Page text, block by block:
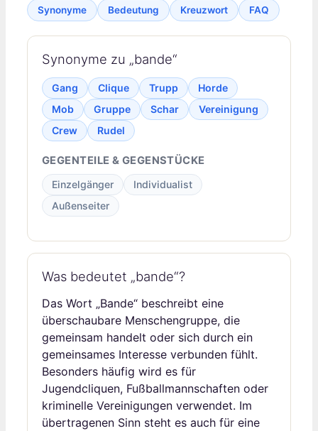
Synonyme Bedeutung Kreuzwort FAQ
Synonyme zu „bande“
Gang Clique Trupp
Horde
Mob
Gruppe Schar
Vereinigung
Crew
Rudel
GEGENTEILE & GEGENSTÜCKE
Einzelgänger
Individualist
Außenseiter
Was bedeutet „bande“?
Das Wort „Bande“ beschreibt eine
überschaubare Menschengruppe, die
gemeinsam handelt oder sich durch ein
gemeinsames Interesse verbunden fühlt.
Besonders häufig wird es für
Jugendcliquen, Fußballmannschaften oder
kriminelle Vereinigungen verwendet. Im
übertragenen Sinn steht es auch für eine